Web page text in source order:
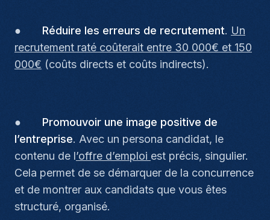
● Réduire les erreurs de recrutement. Un
recrutement raté coûterait entre 30 000€ et 150
000€ (coûts directs et coûts indirects).
● Promouvoir une image positive de
l’entreprise. Avec un persona candidat, le
contenu de l’offre d’emploi est précis, singulier.
Cela permet de se démarquer de la concurrence
et de montrer aux candidats que vous êtes
structuré, organisé.